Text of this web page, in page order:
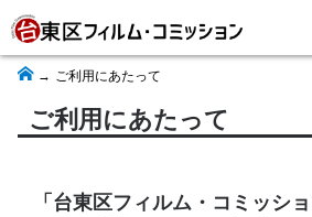
ご利用にあたって
ご利用にあたって
「台東区フィルム・コミッシ